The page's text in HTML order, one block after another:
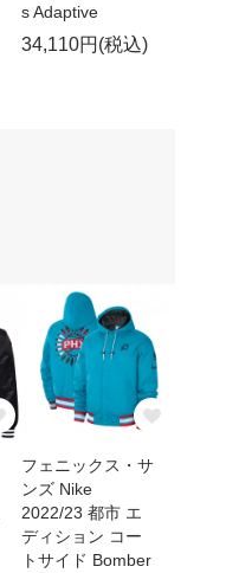
s Adaptive
34,110円(税込)
フェニックス・サ
ンズ Nike
2022/23 都市 エ
ディション コー
トサイド Bomber